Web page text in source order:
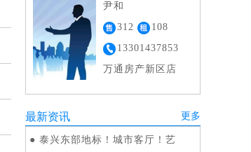
尹和
312
108
13301437853
万通房产新区店
最新资讯 更多
● 泰兴东部地标！城市客厅！艺